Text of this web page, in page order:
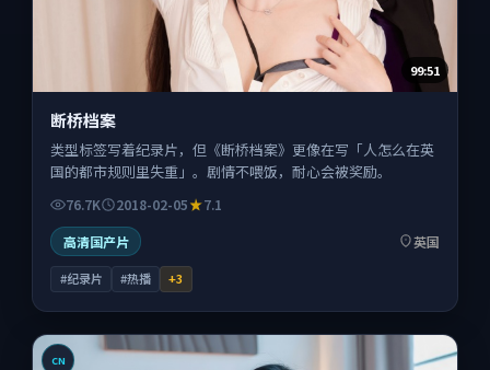
99:51
断桥档案
类型标签写着纪录片，但《断桥档案》更像在写「人怎么在英
国的都市规则里失重」。剧情不喂饭，耐心会被奖励。
76.7K 2018-02-05
7.1
高清国产片
英国
#纪录片 #热播 +3
CN